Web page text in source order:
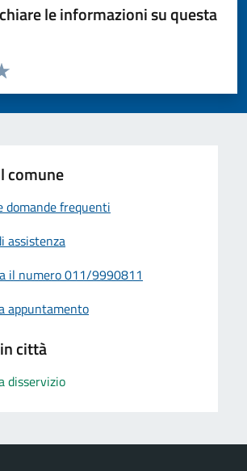
le informazioni su questa
pagina
5 stelle su 5
4 stelle su 5
su 5
su 5
5
comune
domande frequenti
assistenza
il numero 011/9990811
appuntamento
città
disservizio